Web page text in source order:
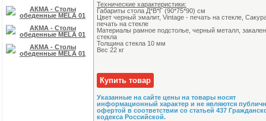
Технические характеристики:
Габариты стола Д*В*Г (90*75*90) см
Цвет черный эмалит, Vintage - печать на стекле,
печать на стекле
Материалы рамное подстолье, черный металл,
стекла
Толщина стекла 10 мм
Вес 22 кг
Купить товар
Указанные на сайте цены на товары носят
информационный характер и не являются
офертой в соответствии со статьей 437
кодекса Российской.